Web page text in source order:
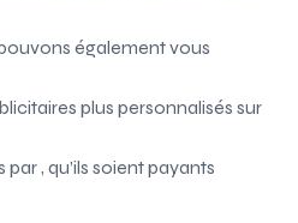
également vous
plus personnalisés sur
par, qu’ils soient payants